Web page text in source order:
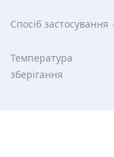
Спосіб застосування
Температура
зберiгання